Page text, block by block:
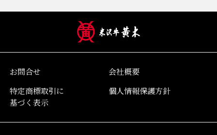
お問合せ
会社概要
特定商標取引に
基づく表示
個人情報保護方針